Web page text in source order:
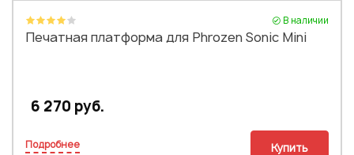
В наличии
Печатная платформа для Phrozen Sonic Mini
6 270 руб.
Подробнее Купить